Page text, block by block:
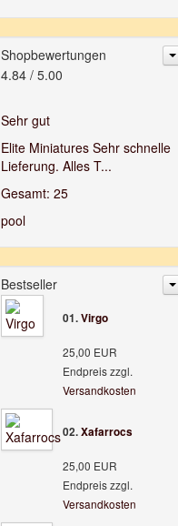
Shopbewertungen
4.84 / 5.00
Sehr gut
Elite Miniatures Sehr schnelle
Lieferung. Alles T...
Gesamt: 25
pool
Bestseller
01.Virgo
25,00 EUR
Endpreis zzgl.
Versandkosten
02.Xafarrocs
25,00 EUR
Endpreis zzgl.
Versandkosten